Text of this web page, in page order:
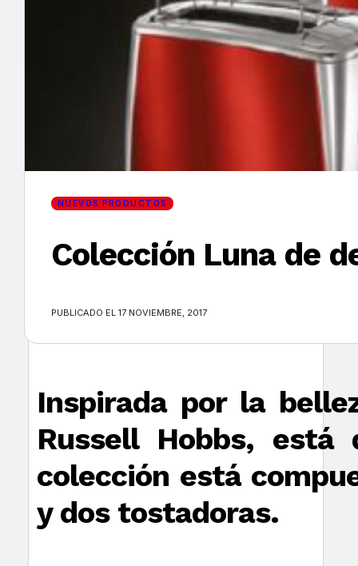
Encuentra tu noticia
NUEVOS PRODUCTOS
Colección Luna de
PUBLICADO EL 17 NOVIEMBRE, 2017
Inspirada por la
Russell Hobbs,
colección está
y dos tostadoras.